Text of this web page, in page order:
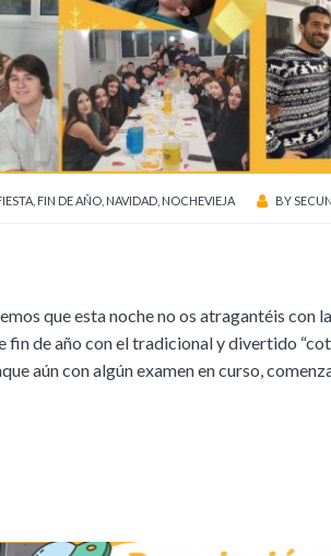
FIN DE AÑO NAVIDAD NOCHEVIEJA BY
que esta noche no os atragantéis con
fin de año con el tradicional y divertido
aún con algún examen en curso,